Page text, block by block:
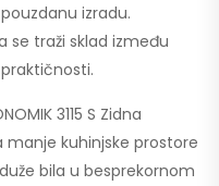
izradu.
se traži sklad između
3115 S Zidna
kuhinjske prostore
bila u besprekornom